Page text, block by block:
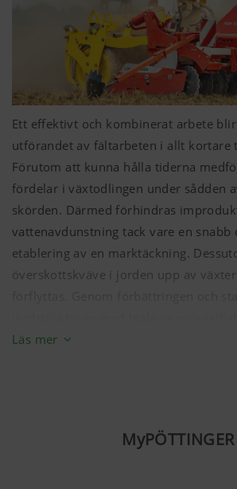
Google
Analytics
För analys av
användningen
av webbplatsen,
se nedan.
Marknadsföring
Ett effektivt och kombinerat arbete
utförandet av fältarbeten i allt kortare
Förutom att kunna hålla tiderna
fördelar i växtodlingen under sådden
skörden. Därmed förhindras
vattenavdunstning tack vare en snabb
etablering av en marktäckning.
överskottskväve i jorden upp av
infiltrationen av vatten och samtidigt
Läs mer
MyPÖTTINGER